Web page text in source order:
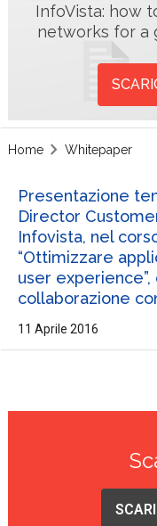
InfoVista: how
networks for a
Home Whitepaper
Presentazione
Director
Infovista, nel
“Ottimizzare
user
collaborazione
11 Aprile 2016